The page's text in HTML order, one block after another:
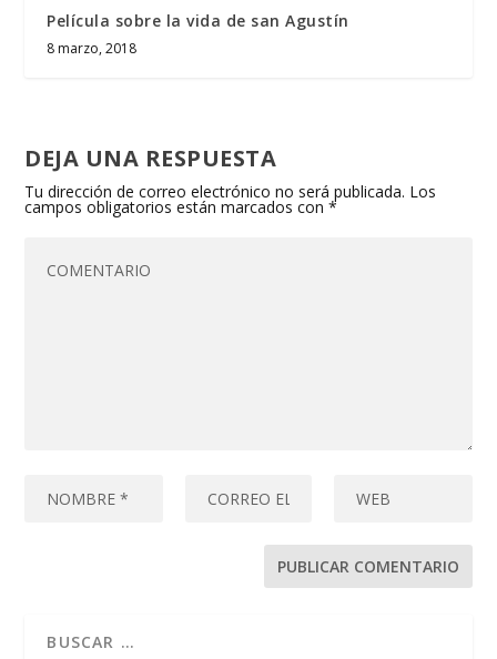
Película sobre la vida de san Agustín
8 marzo, 2018
DEJA UNA RESPUESTA
Tu dirección de correo electrónico no será publicada. Los
campos obligatorios están marcados con*